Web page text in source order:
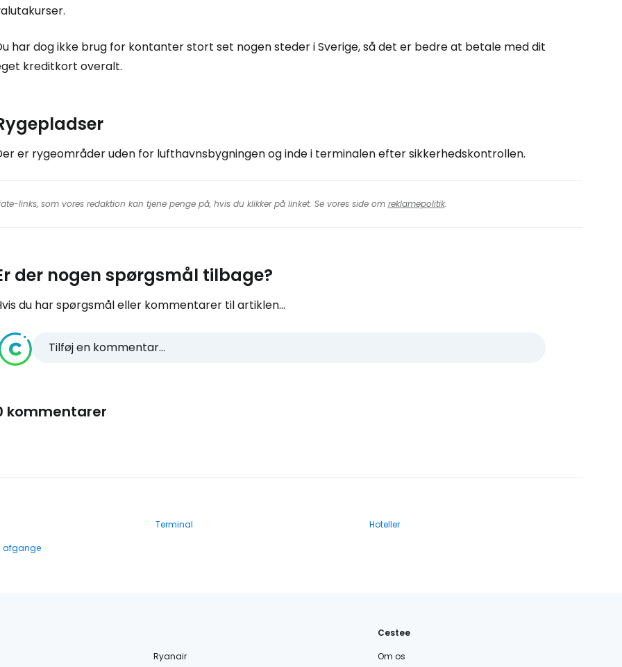
har dog ikke brug for kontanter stort set nogen steder i Sverige, så det er bedre at betale med dit
kreditkort overalt.
er rygeområder uden for lufthavnsbygningen og inde i terminalen efter sikkerhedskontrollen.
links, som vores redaktion kan tjene penge på, hvis du klikker på linket. Se vores side om reklamepolitik.
der nogen spørgsmål tilbage?
du har spørgsmål eller kommentarer til artiklen...
Tilføj en kommentar...
kommentarer
Terminal
Hoteller
afgange
Ryanair
Cestee
Om os